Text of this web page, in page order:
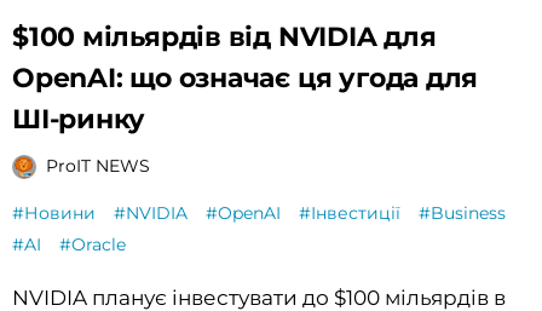
$100 мільярдів від NVIDIA для
OpenAI: що означає ця угода для
ШІ-ринку
ProIT NEWS
#Новини #NVIDIA #OpenAI #Інвестиції
#Business
#AI
#Oracle
NVIDIA планує інвестувати до $100 мільярдів в